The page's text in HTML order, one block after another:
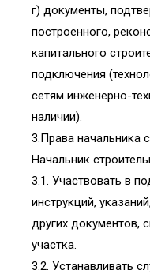
г) документы,
построенного,
капитального
подключения
сетям инженерно-
наличии).
3.Права начальника
Начальник
3.1. Участвовать в
инструкций,
других документов,
участка.
3.2. Устанавливать